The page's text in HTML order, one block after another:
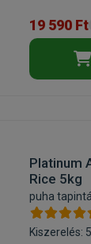
19 590 Ft
Platinum
Rice 5kg
puha
Kiszerelés: